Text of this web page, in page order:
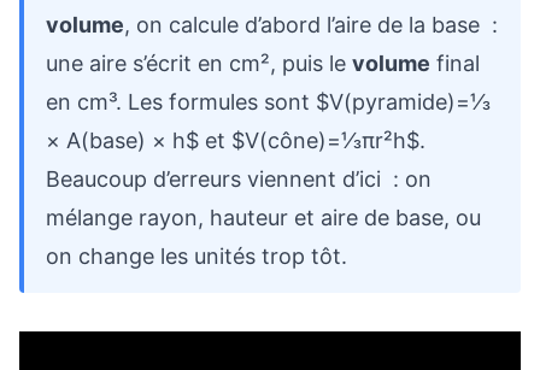
volume, on calcule d’abord l’aire de la base :
une aire s’écrit en cm², puis le volume final
en cm³. Les formules sont $V(pyramide)=⅓
× A(base) × h$ et $V(cône)=⅓πr²h$.
Beaucoup d’erreurs viennent d’ici : on
mélange rayon, hauteur et aire de base, ou
on change les unités trop tôt.